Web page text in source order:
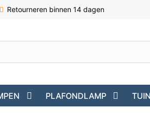
Retourneren binnen 14 dagen
PLAFONDLAMP